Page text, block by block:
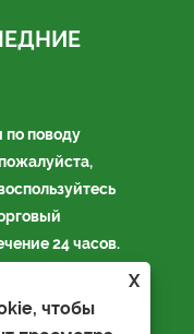
X
чтобы
по поводу
24 часов.